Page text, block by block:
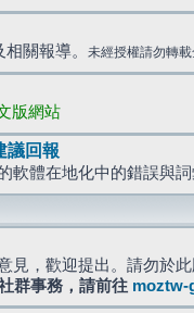
關報導。 未經授權請勿轉
版網站
議回報
軟體在地化中的錯誤與
見，歡迎提出。請勿於
群事務，請前往 moztw-